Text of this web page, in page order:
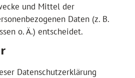
und Mittel der
Daten (z. B.
o. Ä.) entscheidet.
Datenschutzerklärung